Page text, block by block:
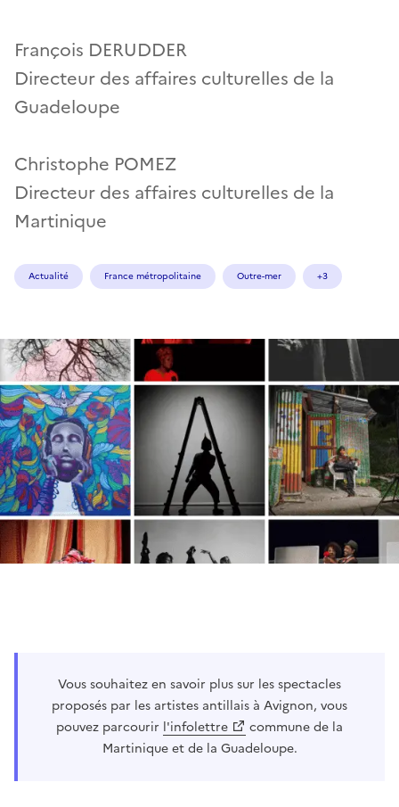
François DERUDDER
Directeur des affaires culturelles de la
Guadeloupe
Christophe POMEZ
Directeur des affaires culturelles de la
Martinique
Actualité France métropolitaine Outre-mer +3
Vous souhaitez en savoir plus sur les spectacles
proposés par les artistes antillais à Avignon, vous
pouvez parcourir l'infolettre
commune de la
Martinique et de la Guadeloupe.